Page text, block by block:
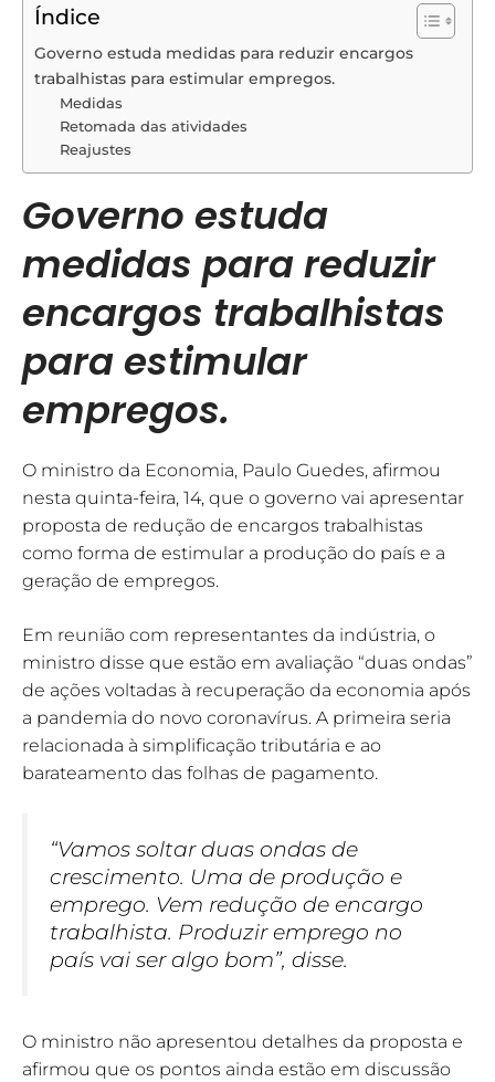
Índice
Governo estuda medidas para reduzir encargos
trabalhistas para estimular empregos.
Medidas
Retomada das atividades
Reajustes
Governo estuda
medidas para reduzir
encargos trabalhistas
para estimular
empregos.
O ministro da Economia, Paulo Guedes, afirmou
nesta quinta-feira, 14, que o governo vai apresentar
proposta de redução de encargos trabalhistas
como forma de estimular a produção do país e a
geração de empregos.
Em reunião com representantes da indústria, o
ministro disse que estão em avaliação “duas ondas”
de ações voltadas à recuperação da economia após
a pandemia do novo coronavírus. A primeira seria
relacionada à simplificação tributária e ao
barateamento das folhas de pagamento.
“Vamos soltar duas ondas de
crescimento. Uma de produção e
emprego. Vem redução de encargo
trabalhista. Produzir emprego no
país vai ser algo bom”, disse.
O ministro não apresentou detalhes da proposta e
afirmou que os pontos ainda estão em discussão